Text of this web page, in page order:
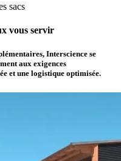
sacs
vous servir
, Interscience se
aux exigences
et une logistique optimisée.